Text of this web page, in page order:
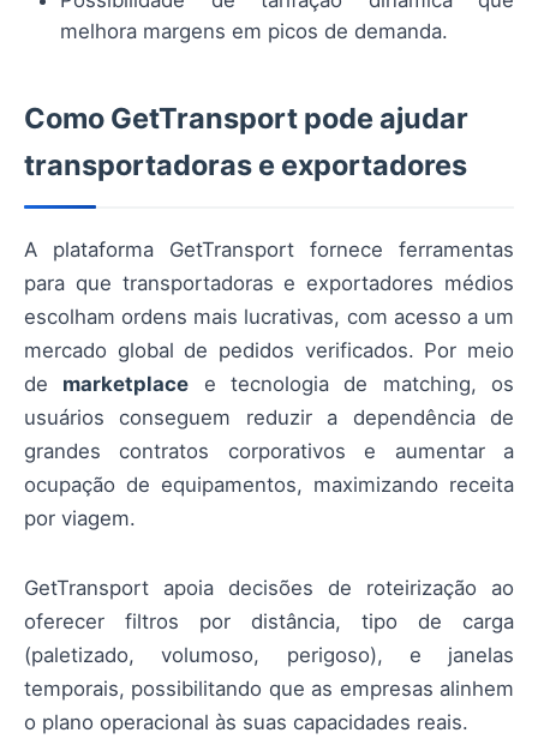
melhora margens em picos de demanda.
Como GetTransport pode ajudar
transportadoras e exportadores
A plataforma GetTransport fornece ferramentas
para que transportadoras e exportadores médios
escolham ordens mais lucrativas, com acesso a um
mercado global de pedidos verificados. Por meio
de marketplace e tecnologia de matching, os
usuários conseguem reduzir a dependência de
grandes contratos corporativos e aumentar a
ocupação de equipamentos, maximizando receita
por viagem.
GetTransport apoia decisões de roteirização ao
oferecer filtros por distância, tipo de carga
(paletizado, volumoso, perigoso), e janelas
temporais, possibilitando que as empresas alinhem
o plano operacional às suas capacidades reais.